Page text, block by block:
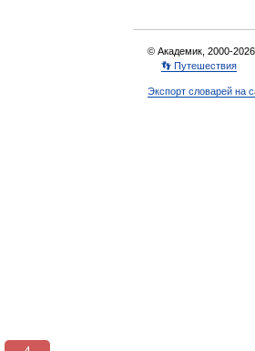
© Академик, 2000-2026
👣 Путешествия
Экспорт словарей на